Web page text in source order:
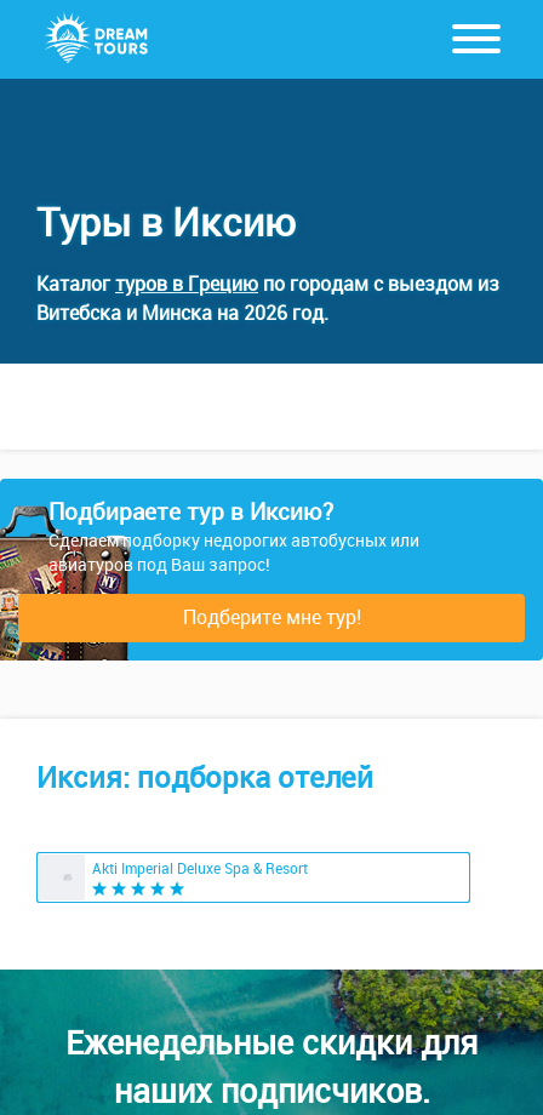
Туры в Иксию
Каталогтуров в Грецию по городам с выездом из
Витебска и Минска на 2026 год.
Подбираете тур в Иксию?
Сделаем подборку недорогих автобусных или
авиатуров под Ваш запрос!
Подберите мне тур!
Иксия: подборка отелей
Akti Imperial Deluxe Spa & Resort
Еженедельные скидки для
наших подписчиков.